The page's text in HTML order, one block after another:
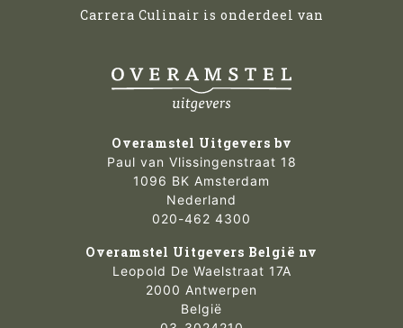
Carrera Culinair is onderdeel van
Overamstel Uitgevers bv
Paul van Vlissingenstraat 18
1096 BK Amsterdam
Nederland
020-462 4300
Overamstel Uitgevers België nv
Leopold De Waelstraat 17A
2000 Antwerpen
België